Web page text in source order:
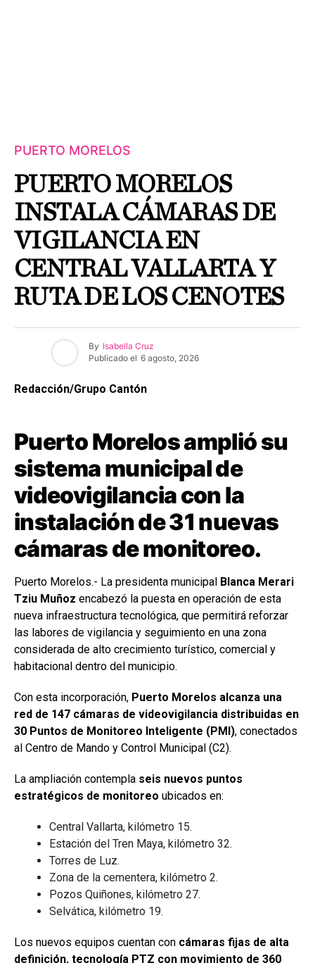
PUERTO MORELOS
PUERTO MORELOS
INSTALA CÁMARAS DE
VIGILANCIA EN
CENTRAL VALLARTA Y
RUTA DE LOS CENOTES
By Isabella Cruz
Publicado el 6 agosto, 2026
Redacción/Grupo Cantón
Puerto Morelos amplió su
sistema municipal de
videovigilancia con la
instalación de 31 nuevas
cámaras de monitoreo.
Puerto Morelos.- La presidenta municipal Blanca Merari
Tziu Muñoz encabezó la puesta en operación de esta
nueva infraestructura tecnológica, que permitirá reforzar
las labores de vigilancia y seguimiento en una zona
considerada de alto crecimiento turístico, comercial y
habitacional dentro del municipio.
Con esta incorporación, Puerto Morelos alcanza una
red de 147 cámaras de videovigilancia distribuidas en
30 Puntos de Monitoreo Inteligente (PMI), conectados
al Centro de Mando y Control Municipal (C2).
La ampliación contempla seis nuevos puntos
estratégicos de monitoreo ubicados en:
Central Vallarta, kilómetro 15.
Estación del Tren Maya, kilómetro 32.
Torres de Luz.
Zona de la cementera, kilómetro 2.
Pozos Quiñones, kilómetro 27.
Selvática, kilómetro 19.
Los nuevos equipos cuentan con cámaras fijas de alta
definición, tecnología PTZ con movimiento de 360